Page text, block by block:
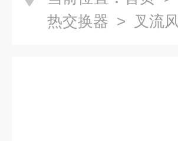
热交换器 > 叉流